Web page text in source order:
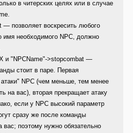
в читерских целях или в случае
— позволяет воскресить любого
имя необходимого NPC, должно
и "NPCName"->stopcombat —
стоит в паре. Первая
атаки" NPC (чем меньше, тем менее
на вас), вторая прекращает атаку
если у NPC высокий параметр
сразу же после команды
вас; поэтому нужно обязательно